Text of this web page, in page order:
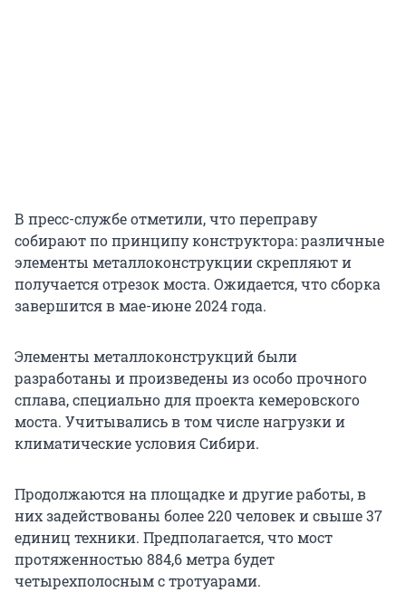
В пресс-службе отметили, что переправу
собирают по принципу конструктора: различные
элементы металлоконструкции скрепляют и
получается отрезок моста. Ожидается, что сборка
завершится в мае-июне 2024 года.
Элементы металлоконструкций были
разработаны и произведены из особо прочного
сплава, специально для проекта кемеровского
моста. Учитывались в том числе нагрузки и
климатические условия Сибири.
Продолжаются на площадке и другие работы, в
них задействованы более 220 человек и свыше 37
единиц техники. Предполагается, что мост
протяженностью 884,6 метра будет
четырехполосным с тротуарами.